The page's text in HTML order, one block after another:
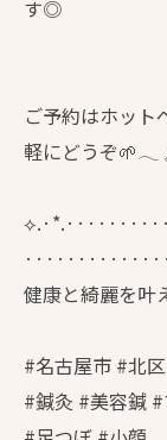
す◎
ご予約はホット
軽にどうぞ🌱𓂃
健康と綺麗を叶
#名古屋市 #北区
#鍼灸 #美容鍼